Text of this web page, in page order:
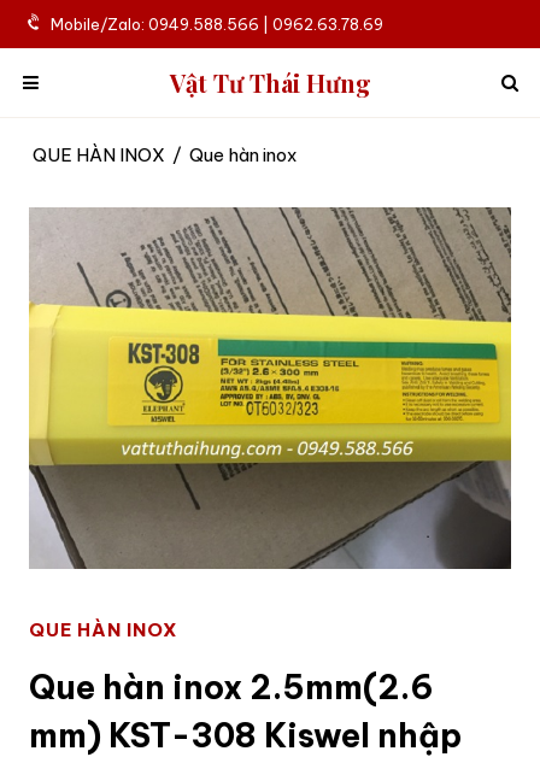
Mobile/Zalo: 0949.588.566 | 0962.63.78.69
Vật Tư Thái Hưng
QUE HÀN INOX / Que hàn inox
QUE HÀN INOX
Que hàn inox 2.5mm(2.6
mm) KST-308 Kiswel nhập